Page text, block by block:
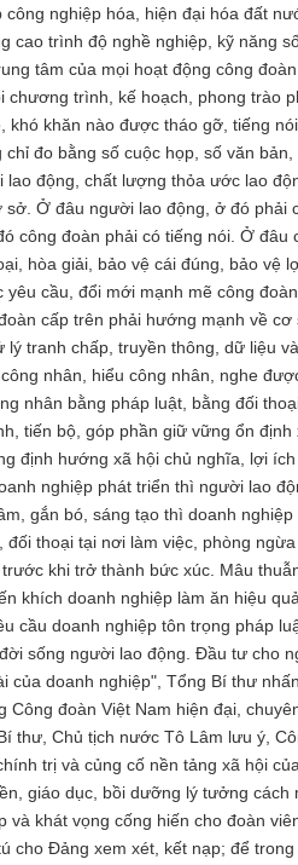
nghiệp hóa, hiện đại hóa đất
cao trình độ nghề nghiệp, kỹ năng
tâm của mọi hoạt động công
chương trình, kế hoạch, phong trào
khó khăn nào được tháo gỡ, tiếng
chỉ đo bằng số cuộc họp, số văn
lao động, chất lượng thỏa ước lao
sở. Ở đâu người lao động, ở đó
công đoàn phải có tiếng nói. Ở
hòa giải, bảo vệ cái đúng, bảo vệ
cầu, đổi mới mạnh mẽ công
cấp trên phải hướng mạnh về
tranh chấp, truyền thông, dữ liệu
nhân, hiểu công nhân, nghe
nhân bằng pháp luật, bằng đối
tiến bộ, góp phần giữ vững ổn
định hướng xã hội chủ nghĩa, lợi
nghiệp phát triển thì người lao
gắn bó, sáng tạo thì doanh
đối thoại tại nơi làm việc, phòng
khi trở thành bức xúc. Mâu
khích doanh nghiệp làm ăn hiệu
cầu doanh nghiệp tôn trọng pháp
sống người lao động. Đầu tư cho
của doanh nghiệp", Tổng Bí thư
Công đoàn Việt Nam hiện đại,
thư, Chủ tịch nước Tô Lâm lưu ý,
trị và củng cố nền tảng xã hội
giáo dục, bồi dưỡng lý tưởng
và khát vọng cống hiến cho đoàn
cho Đảng xem xét, kết nạp; để